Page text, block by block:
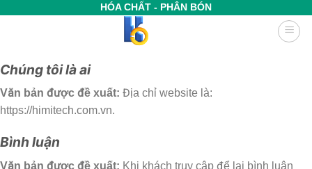
HÓA CHẤT - PHÂN BÓN
Chúng tôi là ai
Văn bản được đề xuất: Địa chỉ website là:
https://himitech.com.vn.
Bình luận
Văn bản được đề xuất: Khi khách truy cập để lại bình luận